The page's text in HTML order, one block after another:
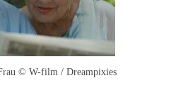
© W-film / Dreampixies